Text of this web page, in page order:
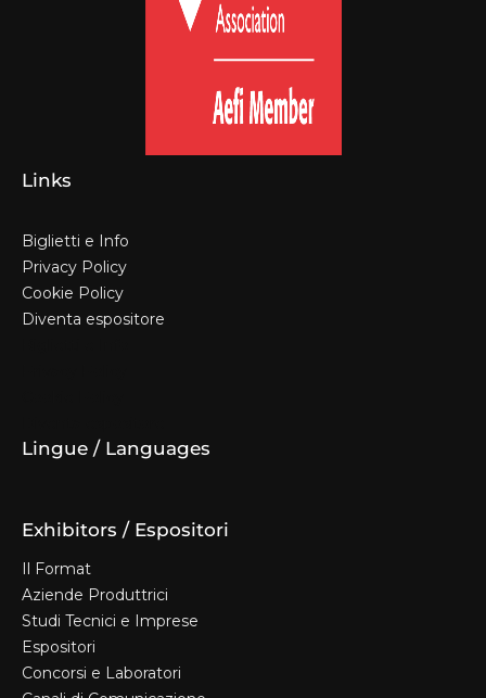
Links
Biglietti e Info
Privacy Policy
Cookie Policy
Diventa espositore
Lingue / Languages
Exhibitors / Espositori
Il Format
Aziende Produttrici
Studi Tecnici e Imprese
Espositori
Concorsi e Laboratori